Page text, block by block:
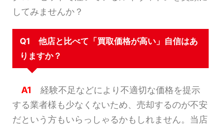
してみませんか？
Q1 他店と比べて「買取価格が高い」自信はあ
りますか？
A1 経験不足などにより不適切な価格を提示
する業者様も少なくないため、売却するのが不安
だという方もいらっしゃるかもしれません。当店